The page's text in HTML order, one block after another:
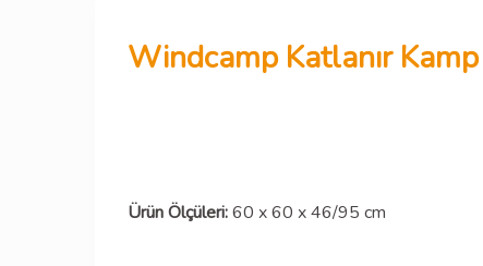
Windcamp Katlanır
Ürün Ölçüleri:60 x 60 x 46/95 cm